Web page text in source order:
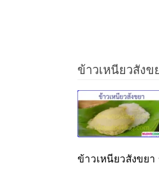
ข้าวเหนียวสัง
ข้าวเหนียวสังขย